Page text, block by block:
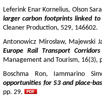
Leferink Enar Kornelius, Olson
larger carbon footprints linked
Cleaner Production, 529, 146602.
Antonowicz Mirosław, Majewski
Europe Rail Transport
Management and Tourism, 16(3),
Boschma Ron, Iammarino
opportunities for S3 and place-
pp. 29.